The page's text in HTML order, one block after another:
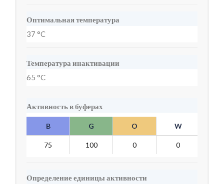
Оптимальная температура
37 °C
Температура инактивации
65 °C
Активность в буферах
B G O W
75 100 0 0
Определение единицы активности